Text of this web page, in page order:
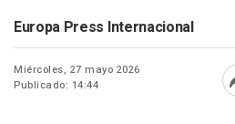
Europa Press Internacional
Miércoles, 27 mayo 2026
Publicado: 14:44